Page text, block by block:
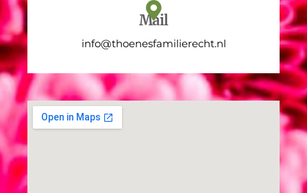
Mail
info@thoenesfamilierecht.nl